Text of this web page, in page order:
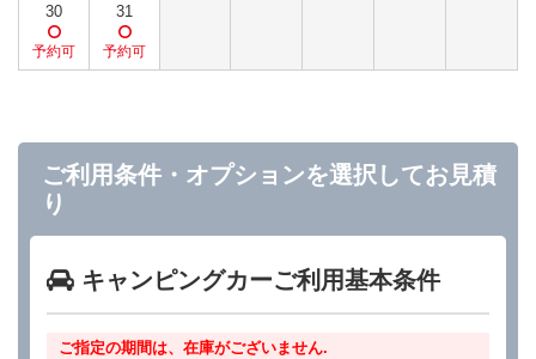
30 31
ご利用条件・オプションを選択してお見積
り
キャンピングカーご利用基本条件
ご指定の期間は、在庫がございません.